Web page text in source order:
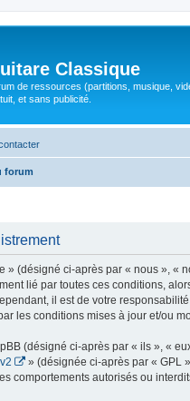
Classique
de ressources (partitions, musique,
et sans publicité.
forum
» (désigné ci-après par « nous », «
lié par toutes ces conditions,
il est de votre
les conditions mises à jour et/ou
(désigné ci-après par « ils », «
» (désignée ci-après par « GPL
comportements autorisés ou